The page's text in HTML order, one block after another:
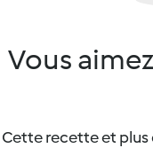
Vous
Cette recette et plus